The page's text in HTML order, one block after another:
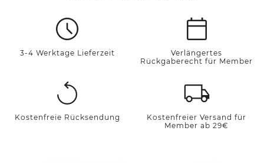
3-4 Werktage Lieferzeit
Verlängertes
Rückgaberecht für Member
Kostenfreie Rücksendung
Kostenfreier Versand für
Member ab 29€